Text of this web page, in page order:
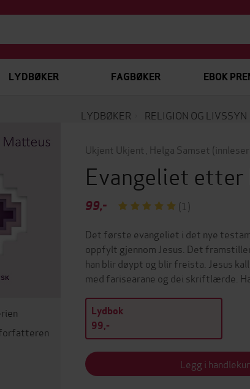
LYDBØKER FAGBØKER EBOK
LYDBØKER RELIGION OG LIVSSYN
forfatteren
Ukjent Ukjent Helga Samset
Evangeliet
99,-
(1)
Det første evangeliet i det nye
oppfylt gjennom Jesus. Det
han blir døypt og blir freista. Jesus
med farisearane og dei skriftlærde.
Lydbok
99,-
Legg i